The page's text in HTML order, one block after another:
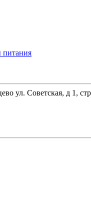
ул. Советская, д 1,